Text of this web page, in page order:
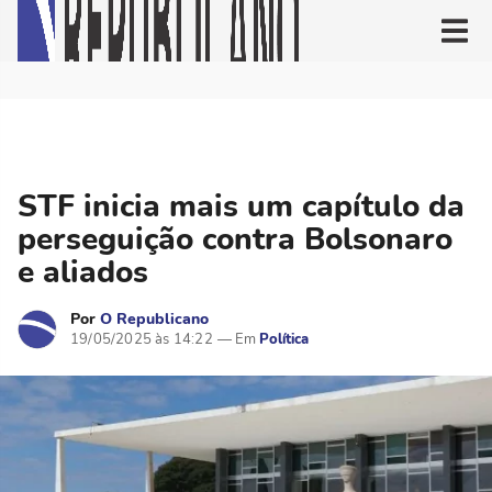
STF inicia mais um capítulo da
perseguição contra Bolsonaro
e aliados
Por O Republicano
19/05/2025 às 14:22 Política